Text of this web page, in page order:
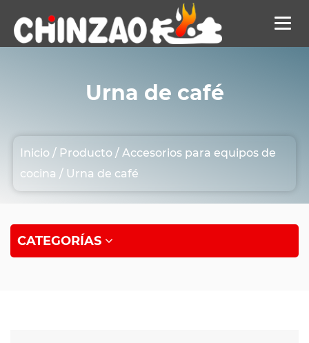
Urna de café
Inicio / Producto /Accesorios para equipos de
cocina / Urna de café
CATEGORÍAS